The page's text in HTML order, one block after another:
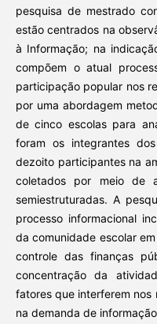
pesquisa de mestrado
estão centrados na
à Informação; na
compõem o atual
participação popular nos
por uma abordagem
de cinco escolas para
foram os integrantes
dezoito participantes na
coletados por meio de
semiestruturadas. A
processo informacional
da comunidade escolar
controle das finanças
concentração da
fatores que interferem nos
na demanda de